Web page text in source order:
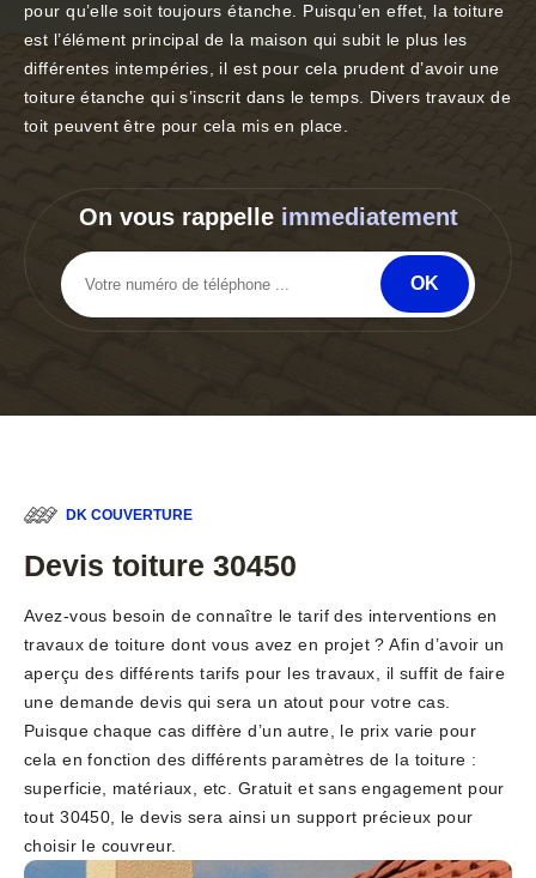
pour qu’elle soit toujours étanche. Puisqu’en effet, la toiture
est l’élément principal de la maison qui subit le plus les
différentes intempéries, il est pour cela prudent d’avoir une
toiture étanche qui s’inscrit dans le temps. Divers travaux de
toit peuvent être pour cela mis en place.
On vous rappelle immediatement
DK COUVERTURE
Devis toiture 30450
Avez-vous besoin de connaître le tarif des interventions en
travaux de toiture dont vous avez en projet ? Afin d’avoir un
aperçu des différents tarifs pour les travaux, il suffit de faire
une demande devis qui sera un atout pour votre cas.
Puisque chaque cas diffère d’un autre, le prix varie pour
cela en fonction des différents paramètres de la toiture :
superficie, matériaux, etc. Gratuit et sans engagement pour
tout 30450, le devis sera ainsi un support précieux pour
choisir le couvreur.